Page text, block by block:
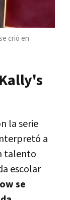
crió en
la serie
a
talento
escolar
se